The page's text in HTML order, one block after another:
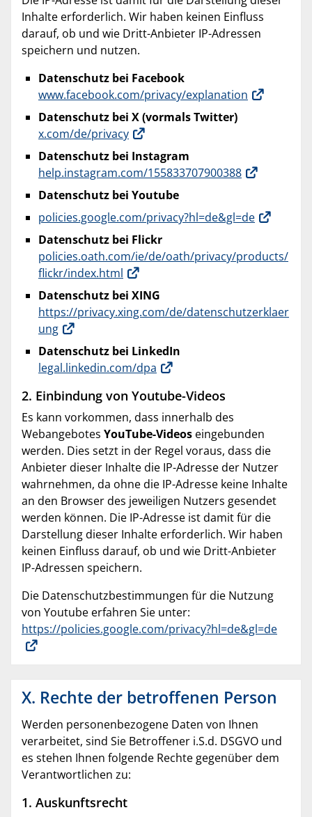
Inhalte erforderlich. Wir haben keinen Einfluss
darauf, ob und wie Dritt-Anbieter IP-Adressen
speichern und nutzen.
Datenschutz bei Facebook
www.facebook.com/privacy/explanation
Datenschutz bei X (vormals Twitter)
x.com/de/privacy
Datenschutz bei Instagram
help.instagram.com/155833707900388
Datenschutz bei Youtube
policies.google.com/privacy?hl=de&gl=de
Datenschutz bei Flickr
policies.oath.com/ie/de/oath/privacy/products/
flickr/index.html
Datenschutz bei XING
https://privacy.xing.com/de/datenschutzerklaer
ung
Datenschutz bei LinkedIn
legal.linkedin.com/dpa
2. Einbindung von Youtube-Videos
Es kann vorkommen, dass innerhalb des
Webangebotes YouTube-Videos eingebunden
werden. Dies setzt in der Regel voraus, dass die
Anbieter dieser Inhalte die IP-Adresse der Nutzer
wahrnehmen, da ohne die IP-Adresse keine Inhalte
an den Browser des jeweiligen Nutzers gesendet
werden können. Die IP-Adresse ist damit für die
Darstellung dieser Inhalte erforderlich. Wir haben
keinen Einfluss darauf, ob und wie Dritt-Anbieter
IP-Adressen speichern.
Die Datenschutzbestimmungen für die Nutzung
von Youtube erfahren Sie unter:
https://policies.google.com/privacy?hl=de&gl=de
X. Rechte der betroffenen Person
Werden personenbezogene Daten von Ihnen
verarbeitet, sind Sie Betroffener i.S.d. DSGVO und
es stehen Ihnen folgende Rechte gegenüber dem
Verantwortlichen zu:
1. Auskunftsrecht